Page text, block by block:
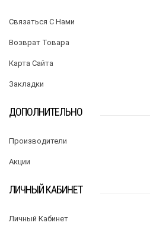
Связаться С Нами
Возврат Товара
Карта Сайта
Закладки
ДОПОЛНИТЕЛЬНО
Производители
Акции
ЛИЧНЫЙ КАБИНЕТ
Личный Кабинет